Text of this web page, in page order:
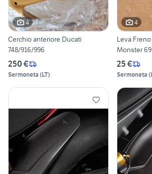
4
Cerchio anteriore Ducati
748/916/996
250 €
Sermoneta (LT)
4
Leva
Monster
25 €
Sermoneta (